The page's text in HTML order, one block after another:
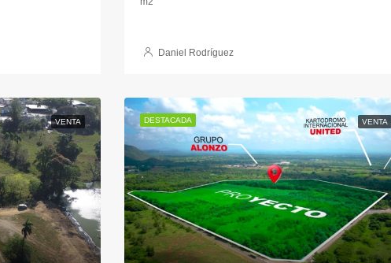
Daniel Rodríguez
VENTA DESTACADA VENTA